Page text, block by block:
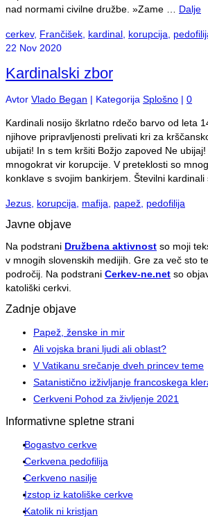
nad normami civilne družbe. »Zame … Dalje
cerkev, Frančišek kardinal korupcija
22 Nov 2020
Kardinalski zbor
Avtor Vlado Began | Kategorija Splošno | 0
Kardinali nosijo škrlatno rdečo barvo od leta
njihove pripravljenosti prelivati kri za
ubijati! In s tem kršiti Božjo zapoved Ne
mnogokrat vir korupcije. V preteklosti so
konklave s svojim bankirjem. Številni
Jezus, korupcija, mafija, papež, pedofilija
Javne objave
Na podstrani Družbena aktivnost so moji
v mnogih slovenskih medijih. Gre za več sto
področij. Na podstrani Cerkev-ne.net so
katoliški cerkvi.
Zadnje objave
Papež, ženske in mir
Ali vojska brani ljudi ali oblast?
V Vatikanu srečanje dveh princev teme
Satanistično izživljanje francoskega
Cerkveni Pohod za življenje 2021
Informativne spletne strani
Bogastvo cerkve
Cerkvena pedofilija
Cerkveno nasilje
Izstop iz katoliške cerkve
Katolik ni kristjan